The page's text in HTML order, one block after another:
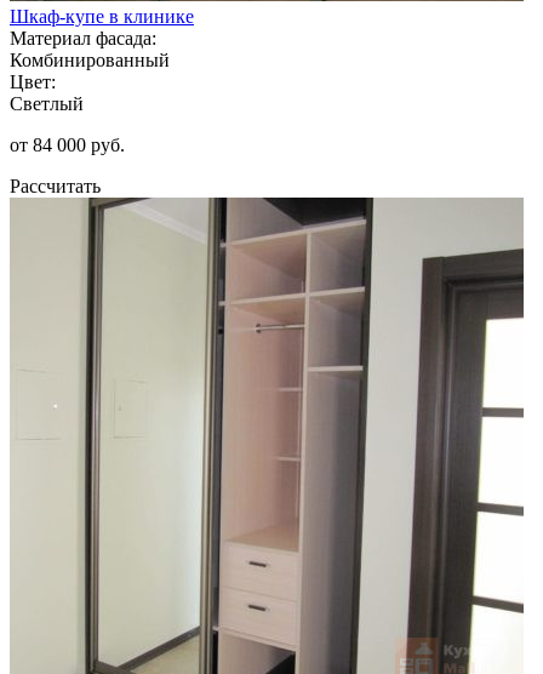
Шкаф-купе в клинике
Материал фасада:
Комбинированный
Цвет:
Светлый
от 84 000 руб.
Рассчитать